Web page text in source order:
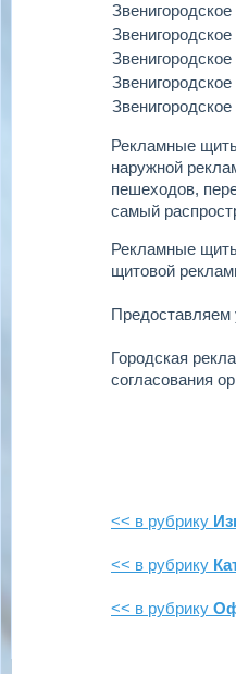
Рекламные
наружной
пешеходов,
самый
Рекламные
щитовой
Предоставляем
Городская
согласования
<< в рубрику
<< в рубрику
<< в рубрику